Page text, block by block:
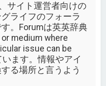
サイト運営者向けの
ライフのフォーラ
。Forumは英英辞典
medium where
issue can be
ます。情報やアイ
る場所と言うよう